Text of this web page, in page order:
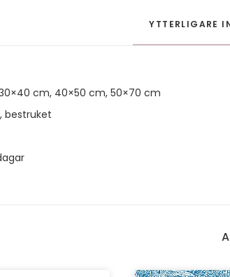
YTTERLIGARE
cm, 40×50 cm, 50×70 cm
bestruket